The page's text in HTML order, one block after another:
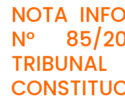
NOTA
Nº 85/
TRIBUNAL